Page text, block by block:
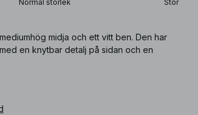
Normal storlek Stor
midja och ett vitt ben. Den har
en knytbar detalj på sidan och en